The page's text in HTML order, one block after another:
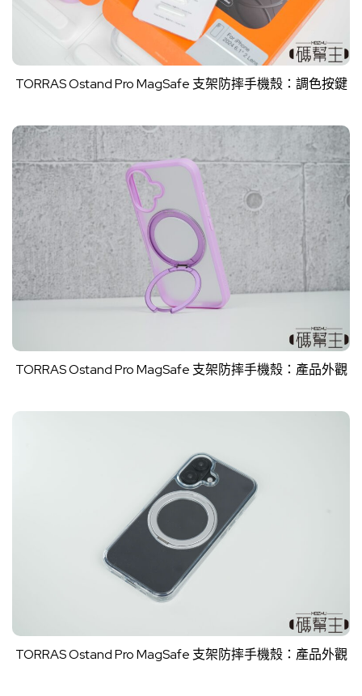
TORRAS Ostand Pro MagSafe 支架防摔手機殼：調色按鍵
TORRAS Ostand Pro MagSafe 支架防摔手機殼：產品外觀
TORRAS Ostand Pro MagSafe 支架防摔手機殼：產品外觀